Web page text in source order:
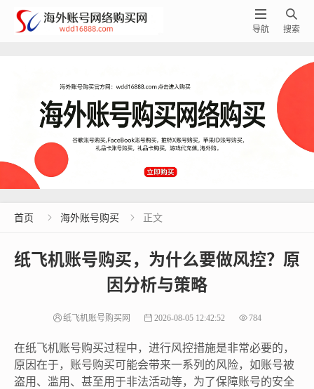

搜索

导航
首页  海外账号购买  正文
纸飞机账号购买，为什么要做风控？原
因分析与策略
纸飞机账号购买网 2026-08-05 12:42:52 784
在纸飞机账号购买过程中，进行风控措施是非常必要的，
原因在于，账号购买可能会带来一系列的风险，如账号被
盗用、滥用、甚至用于非法活动等，为了保障账号的安全